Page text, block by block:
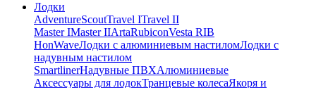
Лодки
AdventureScoutTravel ITravel II
Master IMaster IIArtaRubiconVesta RIB
HonWaveЛодки с алюминиевым настиломЛодки с
надувным настилом
SmartlinerНадувные ПВХАлюминиевые
Аксессуары для лодокТранцевые колесаЯкоря и